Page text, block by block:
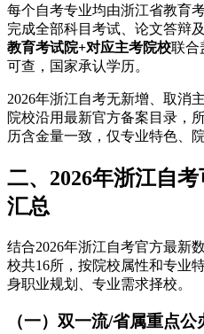
每个自考专业均由浙江省教育
完成全部科目考试、论文答辩
教育考试院+对应主考院校联合
可查，国家承认学历。
2026年浙江自考无新增、取消
院校沿用最新官方备案目录，
历含金量一致，仅专业特色、
二、2026年浙江自
汇总
结合2026年浙江自考官方最新
校共16所，按院校属性和专业
身职业规划、专业需求择校。
（一）双一流/省属重点